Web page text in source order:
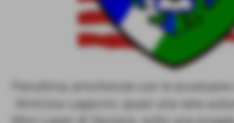
Penultima amichevole con le avversarie
´Amicizia Lagaccio, quasi una sera